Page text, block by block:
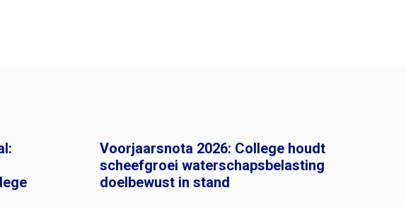
Voorjaarsnota 2026: College houdt
scheefgroei waterschapsbelasting
doelbewust in stand